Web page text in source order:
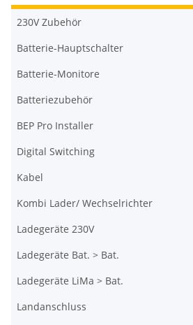
230V Zubehör
Batterie-Hauptschalter
Batterie-Monitore
Batteriezubehör
BEP Pro Installer
Digital Switching
Kabel
Kombi Lader/ Wechselrichter
Ladegeräte 230V
Ladegeräte Bat. > Bat.
Ladegeräte LiMa > Bat.
Landanschluss